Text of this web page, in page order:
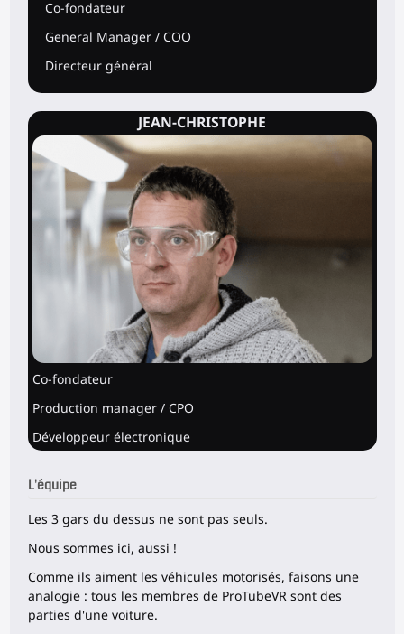
Co-fondateur
General Manager / COO
Directeur général
JEAN-CHRISTOPHE
Co-fondateur
Production manager / CPO
Développeur électronique
L'équipe
Les 3 gars du dessus ne sont pas seuls.
Nous sommes ici, aussi !
Comme ils aiment les véhicules motorisés, faisons une
analogie : tous les membres de ProTubeVR sont des
parties d'une voiture.